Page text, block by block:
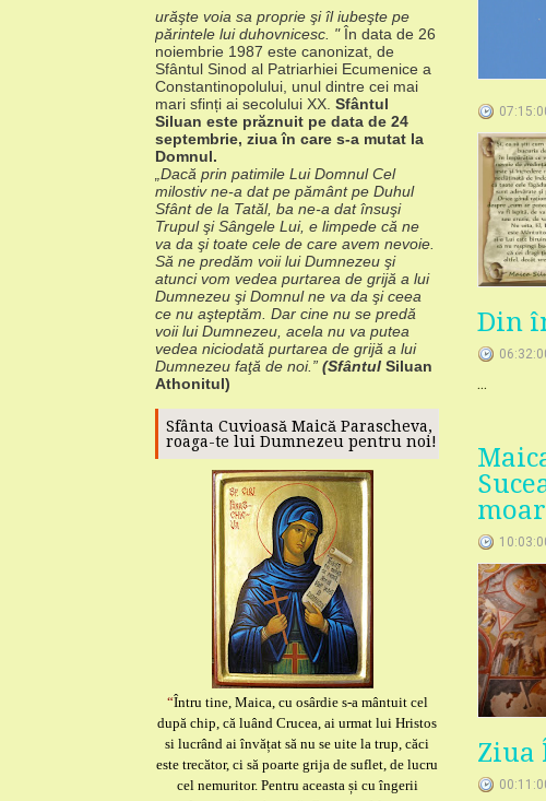
urăşte voia sa proprie şi îl iubeşte pe
părintele lui duhovnicesc. " În data de 26
noiembrie 1987 este canonizat, de
Sfântul Sinod al Patriarhiei Ecumenice a
Constantinopolului, unul dintre cei mai
mari sfinți ai secolului XX. Sfântul
Siluan este prăznuit pe data de 24
septembrie, ziua în care s-a mutat la
Domnul.
„Dacă prin patimile Lui Domnul Cel
milostiv ne-a dat pe pământ pe Duhul
Sfânt de la Tatăl, ba ne-a dat însuşi
Trupul şi Sângele Lui, e limpede că ne
va da şi toate cele de care avem nevoie.
Să ne predăm voii luiDumnezeu şi
atunci vom vedea purtarea de grijă a lui
Dumnezeu şi Domnul ne va da şi ceea
ce nu aşteptăm. Dar cine nu se predă
voii lui Dumnezeu, acela nu va putea
vedea niciodată purtarea de grijă a lui
Dumnezeu faţă de noi.” (Sfântul Siluan
Athonitul)
Sfânta Cuvioasă Maică Parascheva,
roaga-te lui Dumnezeu pentru noi!
“Întru tine, Maica, cu osârdie s-a mântuit cel
după chip, că luând Crucea, ai urmat lui Hristos
si lucrând ai învățat să nu se uite la trup, căci
este trecător, ci să poarte grija de suflet, de lucru
cel nemuritor. Pentru aceasta și cu îngerii
Din
...